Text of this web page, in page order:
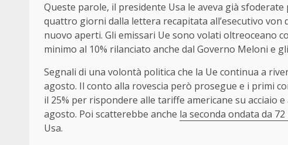
Queste parole, il presidente Usa le aveva già
quattro giorni dalla lettera recapitata all’esecutivo
nuovo aperti. Gli emissari Ue sono volati oltreoceano
minimo al 10% rilanciato anche dal Governo Meloni e
Segnali di una volontà politica che la Ue continua a
agosto. Il conto alla rovescia però prosegue e i primi
il 25% per rispondere alle tariffe americane su acciaio
agosto. Poi scatterebbe anche la seconda ondata da
Usa.